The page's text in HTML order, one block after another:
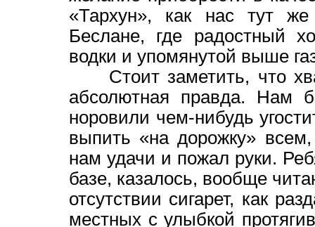
«Тархун», как нас тут
Беслане, где радостный
водки и упомянутой выше
Стоит заметить, что
абсолютная правда. Нам
норовили чем-нибудь
выпить «на дорожку»
нам удачи и пожал руки.
базе, казалось, вообще
отсутствии сигарет, как
местных с улыбкой